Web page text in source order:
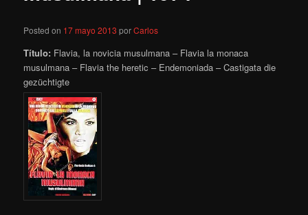
Posted on 17 mayo 2013 porCarlos
Título: Flavia, la novicia musulmana – Flavia la monaca
musulmana – Flavia the heretic – Endemoniada – Castigata die
gezüchtigte